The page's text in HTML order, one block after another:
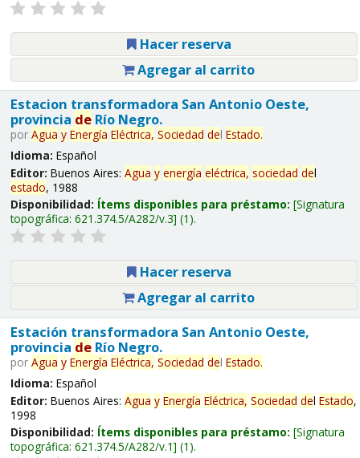
Hacer reserva
Agregar al carrito
Estacion transformadora San Antonio Oeste,
provincia deRío Negro.
por Agua y Energía Eléctrica, Sociedad del Estado.
Idioma: Español
Editor: Buenos Aires: Agua y energía eléctrica, sociedad del
estado, 1988
Disponibilidad: Ítems disponibles para préstamo: Signatura
topográfica: 621.374.5/A282/v.3 (1).
Hacer reserva
Agregar al carrito
Estación transformadora San Antonio Oeste,
provincia deRío Negro.
por Agua y Energía Eléctrica, Sociedad del Estado.
Idioma: Español
Editor: Buenos Aires: Agua y Energía Eléctrica, Sociedad del Estado,
1998
Disponibilidad: Ítems disponibles para préstamo: Signatura
topográfica: 621.374.5/A282/v.1 (1).